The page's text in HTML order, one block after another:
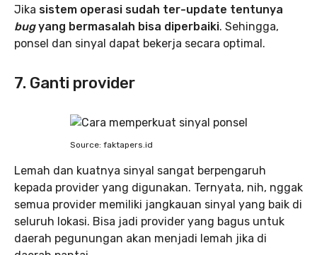
Jika sistem operasi sudah ter-update tentunya
bugyang bermasalah bisa diperbaiki. Sehingga,
ponsel dan sinyal dapat bekerja secara optimal.
7. Ganti provider
Source: faktapers.id
Lemah dan kuatnya sinyal sangat berpengaruh
kepada provider yang digunakan. Ternyata, nih, nggak
semua provider memiliki jangkauan sinyal yang baik di
seluruh lokasi. Bisa jadi provider yang bagus untuk
daerah pegunungan akan menjadi lemah jika di